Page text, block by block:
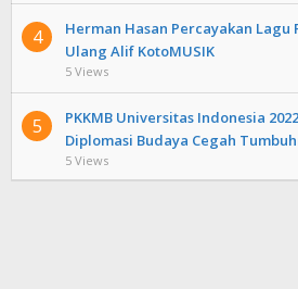
4
Herman Hasan Percayakan
Ulang Alif KotoMUSIK
5 Views
5
PKKMB Universitas Indonesia
Diplomasi Budaya Cegah
5 Views